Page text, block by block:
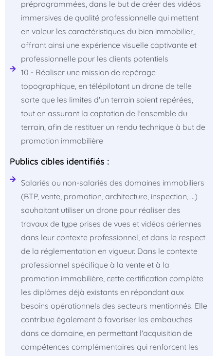
préprogrammées, dans le but de créer des vidéos
immersives de qualité professionnelle qui mettent
en valeur les caractéristiques du bien immobilier,
offrant ainsi une expérience visuelle captivante et
professionnelle pour les clients potentiels
10 - Réaliser une mission de repérage
topographique, en télépilotant un drone de telle
sorte que les limites d'un terrain soient repérées,
tout en assurant la captation de l'ensemble du
terrain, afin de restituer un rendu technique à but de
promotion immobilière
Publics cibles identifiés :
Salariés ou non-salariés des domaines immobiliers
(BTP, vente, promotion, architecture, inspection, ...)
souhaitant utiliser un drone pour réaliser des
travaux de type prises de vues et vidéos aériennes
dans leur contexte professionnel, et dans le respect
de la réglementation en vigueur. Dans le contexte
professionnel spécifique à la vente et à la
promotion immobilière, cette certification complète
les diplômes déjà existants en répondant aux
besoins opérationnels des secteurs mentionnés. Elle
contribue également à favoriser les embauches
dans ce domaine, en permettant l'acquisition de
compétences complémentaires qui renforcent les